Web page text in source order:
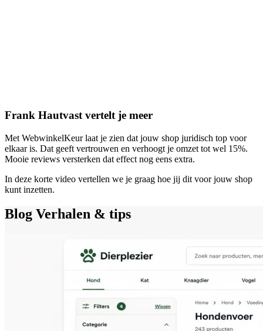
Frank Hautvast vertelt je meer
Met WebwinkelKeur laat je zien dat jouw shop juridisch top voor
elkaar is. Dat geeft vertrouwen en verhoogt je omzet tot wel 15%.
Mooie reviews versterken dat effect nog eens extra.
In deze korte video vertellen we je graag hoe jij dit voor jouw shop
kunt inzetten.
Blog Verhalen & tips